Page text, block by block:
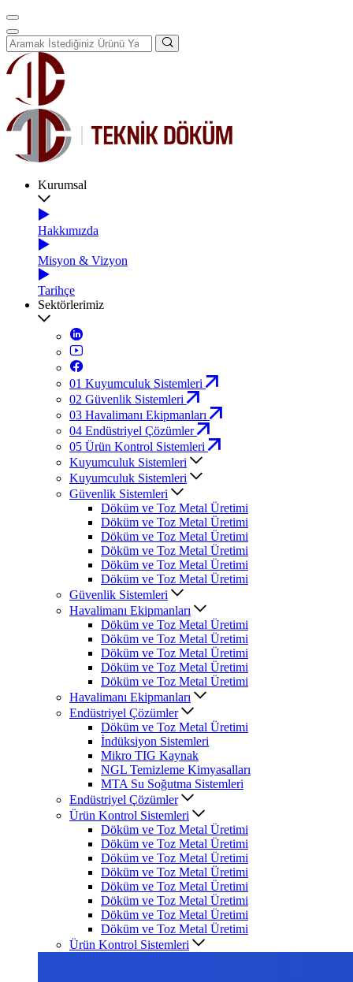
Kurumsal
Hakkımızda
Misyon & Vizyon
Tarihçe
Sektörlerimiz
01 Kuyumculuk Sistemleri
02 Güvenlik Sistemleri
03 Havalimanı Ekipmanları
04 Endüstriyel Çözümler
05 Ürün Kontrol Sistemleri
Kuyumculuk Sistemleri
Kuyumculuk Sistemleri
Güvenlik Sistemleri
Döküm ve Toz Metal Üretimi
Döküm ve Toz Metal Üretimi
Döküm ve Toz Metal Üretimi
Döküm ve Toz Metal Üretimi
Döküm ve Toz Metal Üretimi
Döküm ve Toz Metal Üretimi
Güvenlik Sistemleri
Havalimanı Ekipmanları
Döküm ve Toz Metal Üretimi
Döküm ve Toz Metal Üretimi
Döküm ve Toz Metal Üretimi
Döküm ve Toz Metal Üretimi
Döküm ve Toz Metal Üretimi
Havalimanı Ekipmanları
Endüstriyel Çözümler
Döküm ve Toz Metal Üretimi
İndüksiyon Sistemleri
Mikro TIG Kaynak
NGL Temizleme Kimyasalları
MTA Su Soğutma Sistemleri
Endüstriyel Çözümler
Ürün Kontrol Sistemleri
Döküm ve Toz Metal Üretimi
Döküm ve Toz Metal Üretimi
Döküm ve Toz Metal Üretimi
Döküm ve Toz Metal Üretimi
Döküm ve Toz Metal Üretimi
Döküm ve Toz Metal Üretimi
Döküm ve Toz Metal Üretimi
Döküm ve Toz Metal Üretimi
Ürün Kontrol Sistemleri